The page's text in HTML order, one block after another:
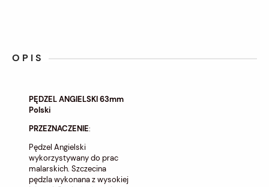
OPIS
PĘDZEL ANGIELSKI 63mm
Polski
PRZEZNACZENIE:
Pędzel Angielski
wykorzystywany do prac
malarskich. Szczecina
pędzla wykonana z wysokiej